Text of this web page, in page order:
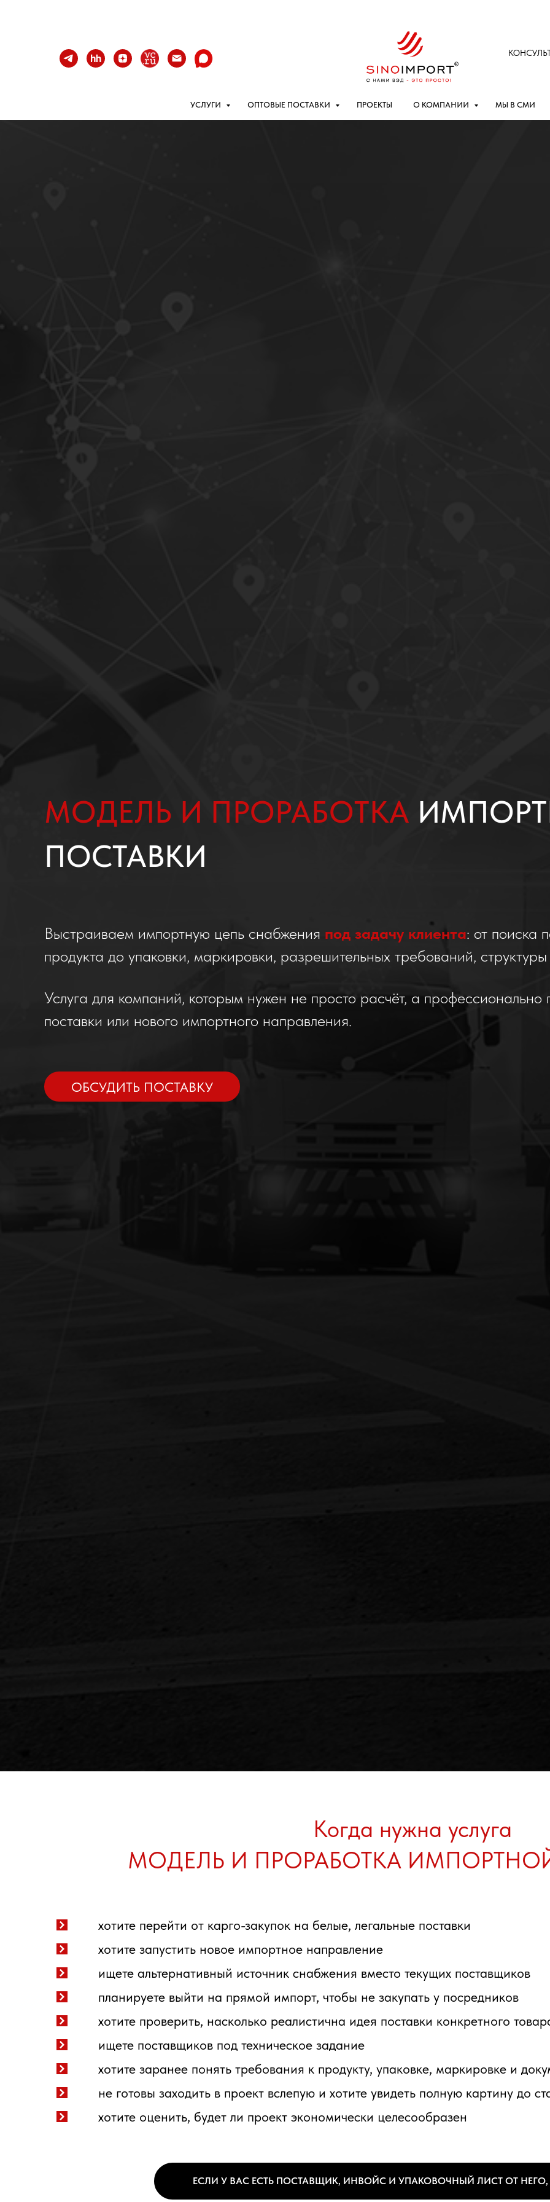
УСЛУГИ ОПТОВЫЕ ПОСТАВКИ ПРОЕКТЫ О КОМПАНИИ МЫ В СМИ
МОДЕЛЬ И ПРОРАБОТКА
ПОСТАВКИ
Выстраиваем импортную цепь снабжения под задачу клиента: от поиска
продукта до упаковки, маркировки, разрешительных требований,
Услуга для компаний, которым нужен не просто расчёт, а
поставки или нового импортного направления.
ОБСУДИТЬ ПОСТАВКУ
Когда нужна услуга
МОДЕЛЬ И ПРОРАБОТКА
хотите перейти от карго-закупок на белые, легальные поставки
хотите запустить новое импортное направление
ищете альтернативный источник снабжения вместо текущих поставщиков
планируете выйти на прямой импорт, чтобы не закупать у посредников
хотите проверить, насколько реалистична идея поставки конкретного
ищете поставщиков под техническое задание
хотите заранее понять требования к продукту, упаковке, маркировке и
не готовы заходить в проект вслепую и хотите увидеть полную картину до
хотите оценить, будет ли проект экономически целесообразен
ЕСЛИ У ВАС ЕСТЬ ПОСТАВЩИК, ИНВОЙС И УПАКОВОЧНЫЙ ЛИСТ ОТ